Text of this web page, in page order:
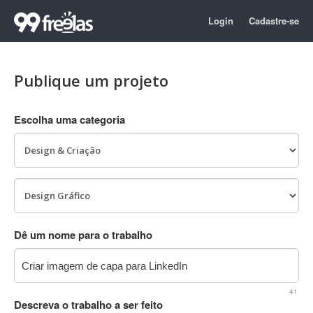
Login Cadastre-se
Publique um projeto
Escolha uma categoria
Dê um nome para o trabalho
41
Descreva o trabalho a ser feito